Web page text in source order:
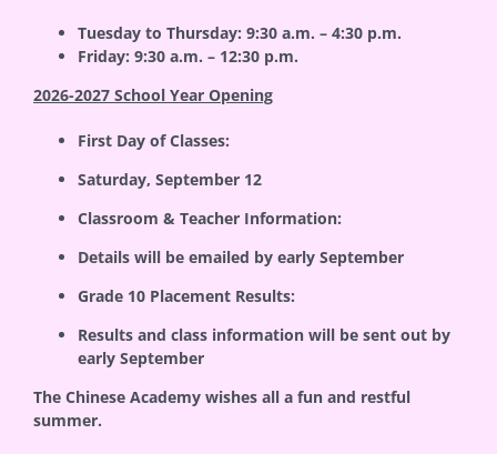
Tuesday to Thursday: 9:30 a.m. – 4:30 p.m.
Friday: 9:30 a.m. – 12:30 p.m.
2026-2027 School Year Opening
First Day of Classes:
Saturday, September 12
Classroom & Teacher Information:
Details will be emailed by early September
Grade 10 Placement Results:
Results and class information will be sent out by
early September
The Chinese Academy wishes all a fun and restful
summer.